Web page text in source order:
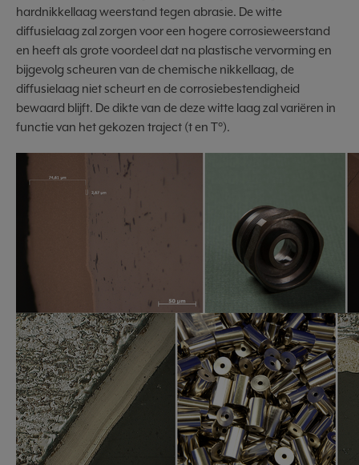
hardnikkellaag weerstand tegen abrasie. De witte
diffusielaag zal zorgen voor een hogere corrosieweerstand
en heeft als grote voordeel dat na plastische vervorming en
bijgevolg scheuren van de chemische nikkellaag, de
diffusielaag niet scheurt en de corrosiebestendigheid
bewaard blijft. De dikte van de deze witte laag zal variëren in
functie van het gekozen traject (t en T°).